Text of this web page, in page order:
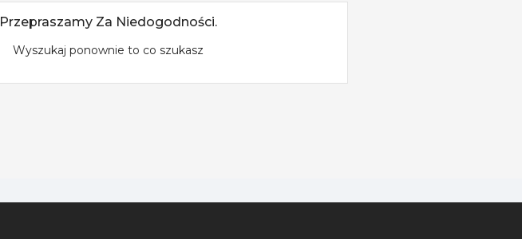
Przepraszamy Za Niedogodności.
Wyszukaj ponownie to co szukasz